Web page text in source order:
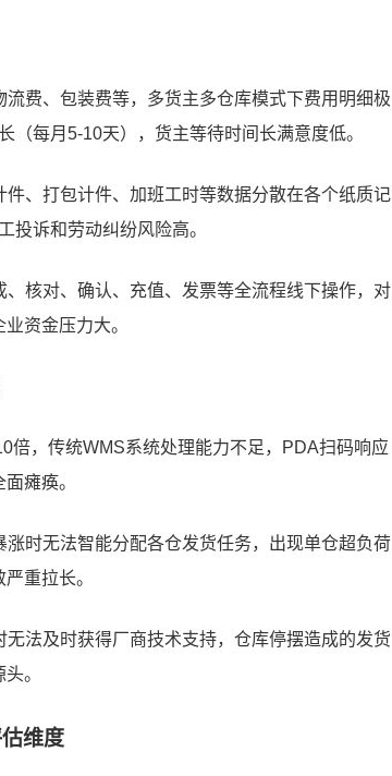
费、包装费等，多货主多仓库模式下费用明细极
每月5-10天），货主等待时间长满意度低。
、打包计件、加班工时等数据分散在各个纸质记
投诉和劳动纠纷风险高。
核对、确认、充值、发票等全流程线下操作，对
资金压力大。
倍，传统WMS系统处理能力不足，PDA扫码响应
瘫痪。
时无法智能分配各仓发货任务，出现单仓超负荷
重拉长。
法及时获得厂商技术支持，仓库停摆造成的发货
。
维度